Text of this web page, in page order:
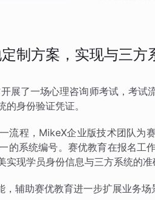
制方案，实现与三方
展了一场心理咨询师考试，考试
身份验证凭证。
流程，MikeX企业版技术团队为
的系统编号。赛优教育在报名工
现学员身份信息与三方系统的准
辅助赛优教育进一步扩展业务场